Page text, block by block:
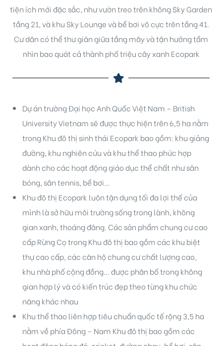
tiện ích mới đặc sắc, như vườn treo trên không Sky Garden
tầng 21, và khu Sky Lounge và bể bơi vô cực trên tầng 41.
Cư dân có thể thư giãn giữa tầng mây và tận hưởng tầm
nhìn bao quát cả thành phố triệu cây xanh Ecopark
Dự án trường Đại học Anh Quốc Việt Nam – British
University Vietnam sẽ được thực hiện trên 6,5 ha nằm
trong Khu đô thị sinh thái Ecopark bao gồm: khu giảng
đường, khu nghiên cứu và khu thể thao phức hợp
dành cho các hoạt động giáo dục thể chất như sân
bóng, sân tennis, bể bơi…
Khu đô thị Ecopark luôn tận dụng tối đa lợi thế của
mình là sở hữu môi trường sống trong lành, không
gian xanh, thoáng đãng. Các sản phẩm chung cư cao
cấp Rừng Cọtrong Khu đô thị bao gồm các khu biệt
thự cao cấp, các căn hộ chung cư chất lượng cao,
khu nhà phố cộng đồng… được phân bố trong không
gian hợp lý và có kiến trúc đẹp theo từng khu chức
năng khác nhau
Khu thể thao liên hợp tiêu chuẩn quốc tế rộng 3,5 ha
nằm về phía Đông – Nam Khu đô thị bao gồm các